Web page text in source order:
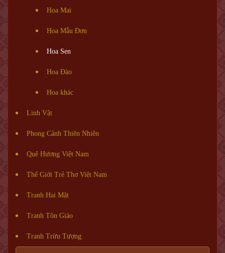
Hoa Mai
Hoa Mẫu Đơn
Hoa Sen
Hoa Đào
Hoa khác
Linh Vật
Phong Cảnh Thiên Nhiên
Quê Hương Việt Nam
Thế Giới Trẻ Thơ Việt Nam
Tranh Hai Mặt
Tranh Tôn Giáo
Tranh Trừu Tượng